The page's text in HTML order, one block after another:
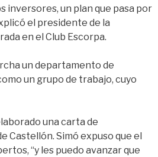
inversores, un plan que pasa por
el presidente de la
en el Club Escorpa.
un departamento de
un grupo de trabajo, cuyo
una carta de
Castellón. Simó expuso que el
“y les puedo avanzar que